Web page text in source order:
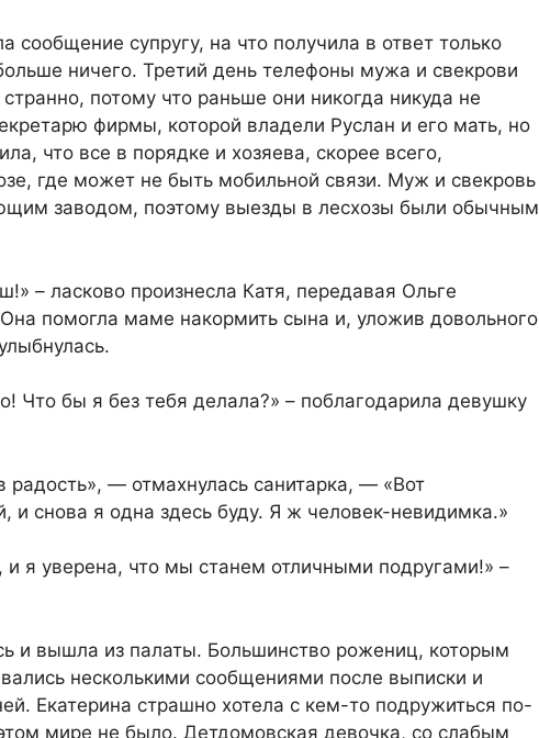
супругу, на что получила в ответ только
ничего. Третий день телефоны мужа и свекрови
потому что раньше они никогда никуда не
фирмы, которой владели Руслан и его мать, но
что все в порядке и хозяева, скорее всего,
где может не быть мобильной связи. Муж и свекровь
заводом, поэтому выезды в лесхозы были обычным
– ласково произнесла Катя, передавая Ольге
помогла маме накормить сына и, уложив довольного
Что бы я без тебя делала?» – поблагодарила девушку
радость», — отмахнулась санитарка, — «Вот
и снова я одна здесь буду. Я ж человек-невидимка.»
и я уверена, что мы станем отличными подругами!» –
и вышла из палаты. Большинство рожениц, которым
несколькими сообщениями после выписки и
Екатерина страшно хотела с кем-то подружиться по-
мире не было. Детдомовская девочка, со слабым